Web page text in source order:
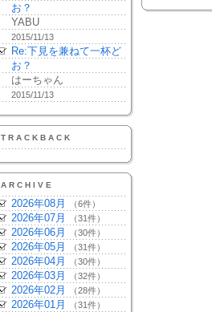
お？
YABU
2015/11/13
Re:下見を兼ねて一杯ど
お？
はーちゃん
2015/11/13
TRACKBACK
ARCHIVE
2026年08月 （6件）
2026年07月 （31件）
2026年06月 （30件）
2026年05月 （31件）
2026年04月 （30件）
2026年03月 （32件）
2026年02月 （28件）
2026年01月 （31件）